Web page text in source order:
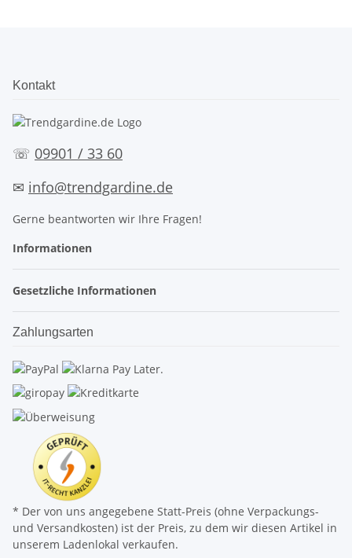
Kontakt
☏ 09901 / 33 60
✉ info@trendgardine.de
Gerne beantworten wir Ihre Fragen!
Informationen
Gesetzliche Informationen
Zahlungsarten
* Der von uns angegebene Statt-Preis (ohne Verpackungs-
und Versandkosten) ist der Preis, zu dem wir diesen Artikel in
unserem Ladenlokal verkaufen.